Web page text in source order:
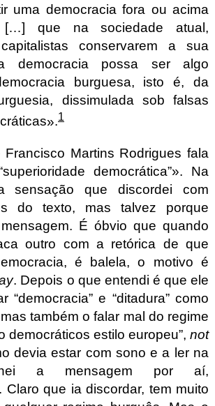
uma democracia fora ou acima
[…] que na sociedade atual,
conservarem a sua
democracia possa ser algo
burguesa, isto é, da
dissimulada sob falsas
.1
Martins Rodrigues fala
superioridade democrática
. Na
sensação que discordei com
do texto, mas talvez porque
É óbvio que quando
outro com a retórica de que
é balela, o motivo é
. Depois o que entendi é que ele
“democracia” e “ditadura” como
também o falar mal do regime
democráticos estilo europeu”, not
devia estar com sono e a ler na
a mensagem por aí,
Claro que ia discordar, tem muito